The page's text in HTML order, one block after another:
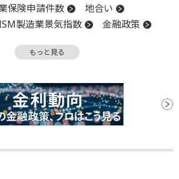
保険申請件数
地合い
製造業景気指数
金融政策
日経平均株価
GDP 日銀
もっと見る